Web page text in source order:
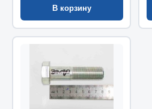
Выключатель массы
Изолента
Весь раздел
В корзину